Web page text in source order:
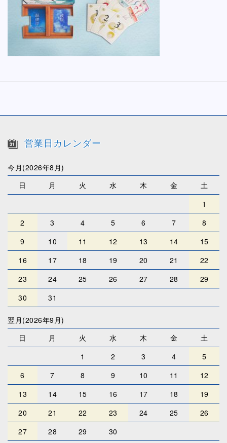
営業日カレンダー
今月(2026年8月)
日
月 火 水 木 金
土
1
2
3 4 5 6 7
8
9
10 11 12 13 14
15
16
17 18 19 20 21
22
23
24 25 26 27 28
29
30
31
翌月(2026年9月)
日
月 火 水 木 金
土
1
2 3 4
5
6
7 8 9 10 11
12
13
14 15 16 17 18
19
20
21 22 23 24 25
26
27
28 29 30